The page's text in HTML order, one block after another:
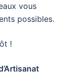
vous
possibles.
!